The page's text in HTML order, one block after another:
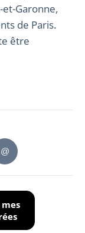
Garonne,
de Paris.
être
@